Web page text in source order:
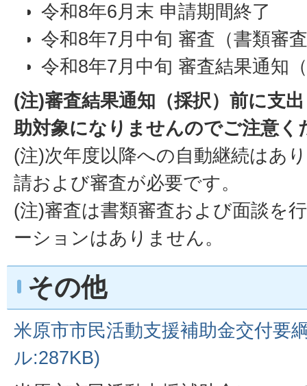
令和8年6月末 申請期間終了
令和8年7月中旬 審査（書類審
令和8年7月中旬 審査結果通知
(注)審査結果通知（採択）前に支
助対象になりませんのでご注意く
(注)次年度以降への自動継続はあ
請および審査が必要です。
(注)審査は書類審査および面談を
ーションはありません。
その他
米原市市民活動支援補助金交付要
ル:287KB)